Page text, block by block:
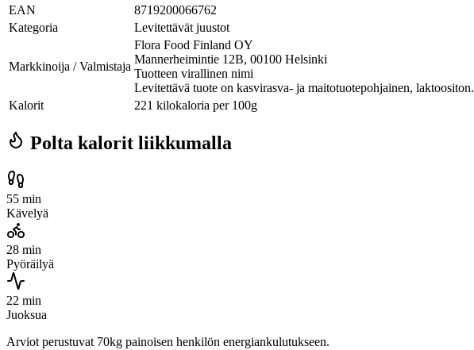
EAN
8719200066762
Kategoria
Levitettävät juustot
Markkinoija / Valmistaja
Flora Food Finland OY
Mannerheimintie 12B, 00100 Helsinki
Tuotteen virallinen nimi
Levitettävä tuote on kasvirasva- ja maitotuotepohjainen, laktoositon.
Kalorit
221 kilokaloria per 100g
Polta kalorit liikkumalla
55 min
Kävelyä
28 min
Pyöräilyä
22 min
Juoksua
Arviot perustuvat 70kg painoisen henkilön energiankulutukseen.